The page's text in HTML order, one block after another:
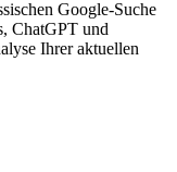
Google-Suche
ChatGPT und
Ihrer aktuellen